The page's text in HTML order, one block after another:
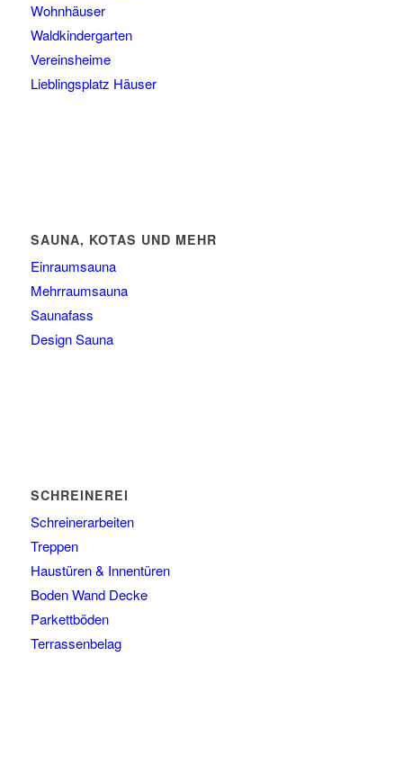
Wohnhäuser
Waldkindergarten
Vereinsheime
Lieblingsplatz Häuser
SAUNA, KOTAS UND MEHR
Einraumsauna
Mehrraumsauna
Saunafass
Design Sauna
SCHREINEREI
Schreinerarbeiten
Treppen
Haustüren & Innentüren
Boden Wand Decke
Parkettböden
Terrassenbelag